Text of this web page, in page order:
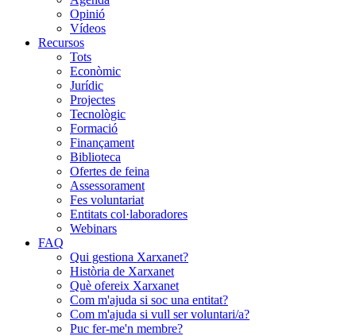
Opinió
Vídeos
Recursos
Tots
Econòmic
Jurídic
Projectes
Tecnològic
Formació
Finançament
Biblioteca
Ofertes de feina
Assessorament
Fes voluntariat
Entitats col·laboradores
Webinars
FAQ
Qui gestiona Xarxanet?
Història de Xarxanet
Què ofereix Xarxanet
Com m'ajuda si soc una entitat?
Com m'ajuda si vull ser voluntari/a?
Puc fer-me'n membre?